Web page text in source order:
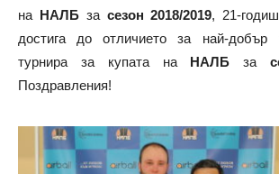
на НАЛБза сезон 2018/2019, 21-
достига до отличието за най-добър
турнира за купата на НАЛБ за
Поздравления!